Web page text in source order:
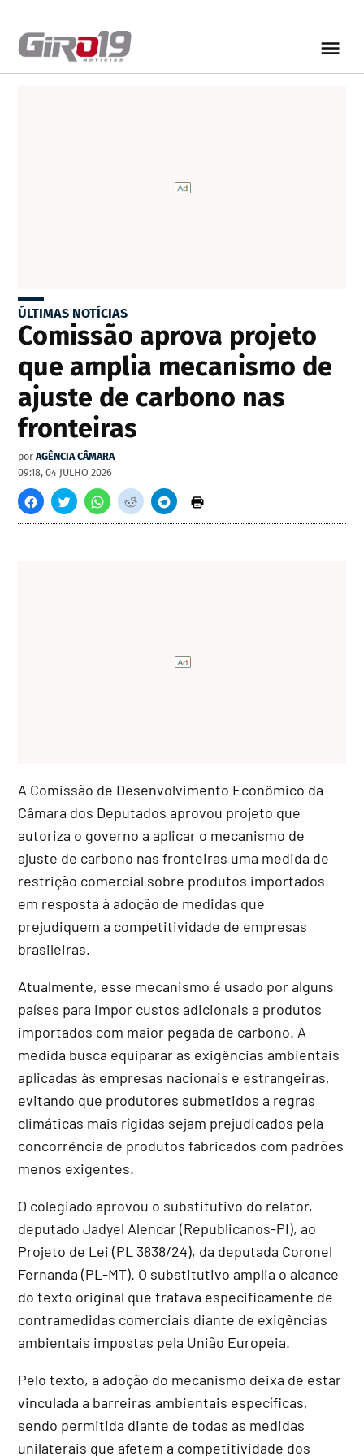
ÚLTIMAS NOTÍCIAS
Comissão aprova projeto
que amplia mecanismo de
ajuste de carbono nas
fronteiras
por AGÊNCIA CÂMARA
09:18, 04 JULHO 2026
A Comissão de Desenvolvimento Econômico da
Câmara dos Deputados aprovou projeto que
autoriza o governo a aplicar o mecanismo de
ajuste de carbono nas fronteiras uma medida de
restrição comercial sobre produtos importados
em resposta à adoção de medidas que
prejudiquem a competitividade de empresas
brasileiras.
Atualmente, esse mecanismo é usado por alguns
países para impor custos adicionais a produtos
importados com maior pegada de carbono. A
medida busca equiparar as exigências ambientais
aplicadas às empresas nacionais e estrangeiras,
evitando que produtores submetidos a regras
climáticas mais rígidas sejam prejudicados pela
concorrência de produtos fabricados com padrões
menos exigentes.
O colegiado aprovou o substitutivo do relator,
deputado Jadyel Alencar (Republicanos-PI), ao
Projeto de Lei (PL 3838/24), da deputada Coronel
Fernanda (PL-MT). O substitutivo amplia o alcance
do texto original que tratava especificamente de
contramedidas comerciais diante de exigências
ambientais impostas pela União Europeia.
Pelo texto, a adoção do mecanismo deixa de estar
vinculada a barreiras ambientais específicas,
sendo permitida diante de todas as medidas
unilaterais que afetem a competitividade dos